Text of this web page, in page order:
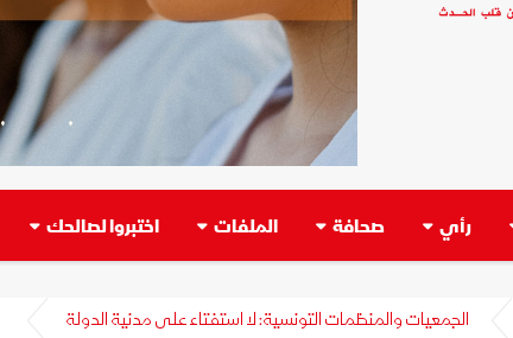
رأي صحافة الملفات اختبروا لصالحك
الجمعيات والمنظمات التونسية: لا استفتاء على مدنية الدولة